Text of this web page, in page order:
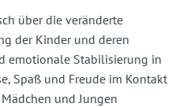
über die veränderte
der Kinder und deren
emotionale Stabilisierung in
Spaß und Freude im Kontakt
und Jungen